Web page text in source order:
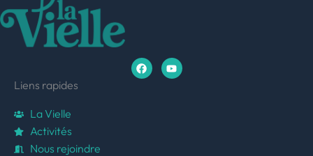
a
c
e
o
u
t
Liens rapides
La Vielle
Activités
Nous rejoindre